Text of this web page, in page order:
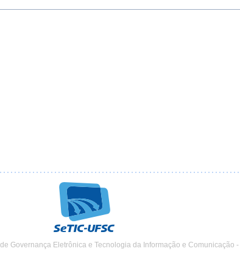
Governança Eletrônica e Tecnologia da Informação e Comunicação -